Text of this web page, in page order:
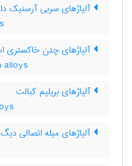
آلیاژهای سربی آرسنیک
آلیاژهای چدن خاکستری
alloys
آلیاژهای بریلیم کبالت
آلیاژهای میله اتصالی